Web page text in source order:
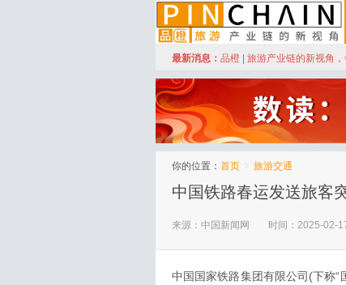
品橙旅游
最新消息： 品橙 | 旅游产业链的新视角
你的位置： 首页 > 旅游交通
中国铁路春运发送旅客
来源：中国新闻网 时间：2025-02-
中国国家铁路集团有限公司(下称